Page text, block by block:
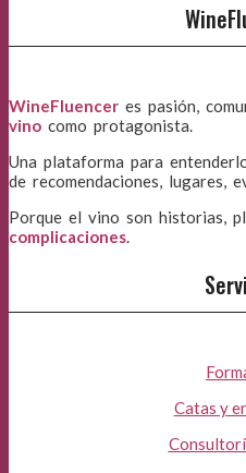
WineFluencer es pasión,
vino como protagonista.
Una plataforma para
de recomendaciones, lugares,
Porque el vino son historias,
complicaciones.
Catas y